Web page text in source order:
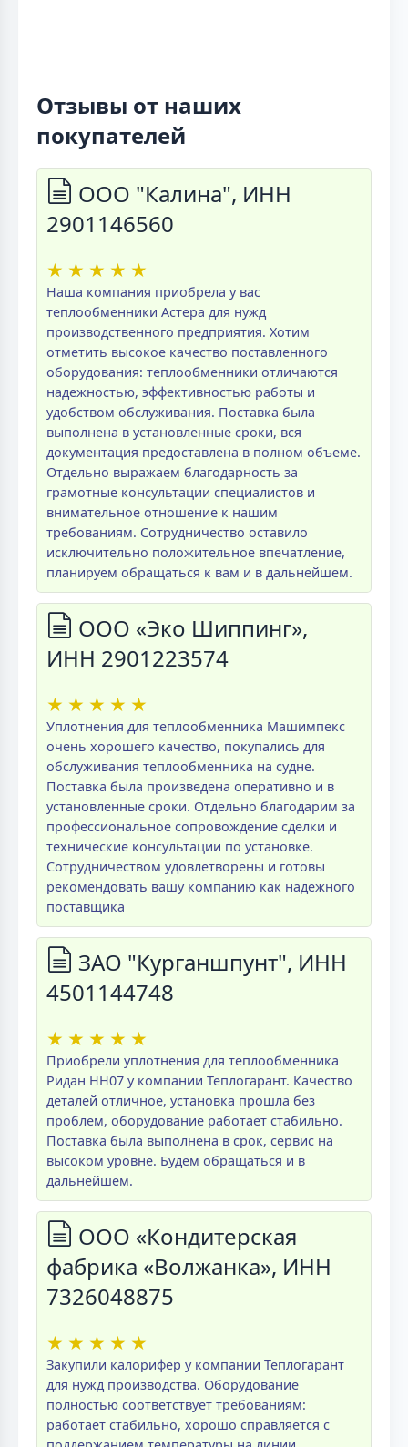
Отзывы от наших
покупателей
ООО "Калина", ИНН
2901146560
★ ★ ★ ★ ★
Наша компания приобрела у вас
теплообменники Астера для нужд
производственного предприятия. Хотим
отметить высокое качество поставленного
оборудования: теплообменники отличаются
надежностью, эффективностью работы и
удобством обслуживания. Поставка была
выполнена в установленные сроки, вся
документация предоставлена в полном объеме.
Отдельно выражаем благодарность за
грамотные консультации специалистов и
внимательное отношение к нашим
требованиям. Сотрудничество оставило
исключительно положительное впечатление,
планируем обращаться к вам и в дальнейшем.
ООО «Эко Шиппинг»,
ИНН 2901223574
★ ★ ★ ★ ★
Уплотнения для теплообменника Машимпекс
очень хорошего качество, покупались для
обслуживания теплообменника на судне.
Поставка была произведена оперативно и в
установленные сроки. Отдельно благодарим за
профессиональное сопровождение сделки и
технические консультации по установке.
Сотрудничеством удовлетворены и готовы
рекомендовать вашу компанию как надежного
поставщика
ЗАО "Курганшпунт", ИНН
4501144748
★ ★ ★ ★ ★
Приобрели уплотнения для теплообменника
Ридан НН07 у компании Теплогарант. Качество
деталей отличное, установка прошла без
проблем, оборудование работает стабильно.
Поставка была выполнена в срок, сервис на
высоком уровне. Будем обращаться и в
дальнейшем.
ООО «Кондитерская
фабрика «Волжанка», ИНН
7326048875
★ ★ ★ ★ ★
Закупили калорифер у компании Теплогарант
для нужд производства. Оборудование
полностью соответствует требованиям:
работает стабильно, хорошо справляется с